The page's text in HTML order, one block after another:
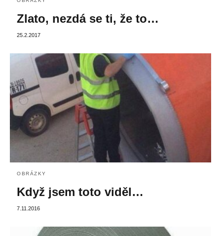
Zlato, nezdá se ti, že to…
25.2.2017
OBRÁZKY
Když jsem toto viděl…
7.11.2016